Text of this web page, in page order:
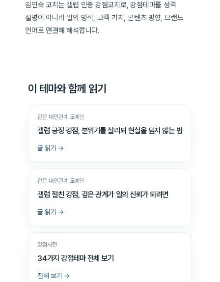
김인숙 코치는 갤럽 인증 강점코치로, 강점테마를 성격
설명이 아니라 일의 방식, 고객 가치, 콘텐츠 방향, 브랜드
언어로 연결해 해석합니다.
이 테마와 함께 읽기
같은 대인관계 도메인
갤럽 긍정 강점, 분위기를 살리되 현실을 덮지 않는 법
글 읽기 →
같은 대인관계 도메인
갤럽 절친 강점, 깊은 관계가 일의 신뢰가 되려면
글 읽기 →
강점사전
34가지 강점테마 전체 보기
전체 보기 →